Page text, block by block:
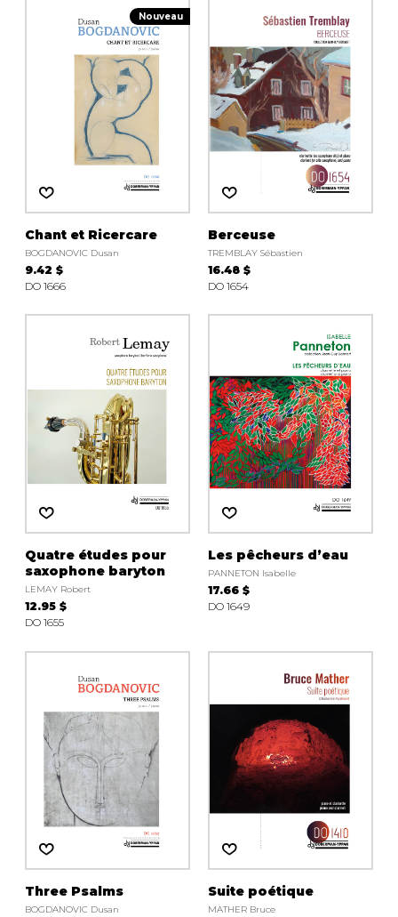
AUTRES PRODUITS
Nouveau
Chant et Ricercare
BOGDANOVIC Dusan
9.42 $
DO 1666
Berceuse
TREMBLAY Sébastien
16.48 $
DO 1654
Quatre études pour
saxophone baryton
LEMAY Robert
12.95 $
DO 1655
Les pêcheurs d’eau
PANNETON Isabelle
17.66 $
DO 1649
Three Psalms
BOGDANOVIC Dusan
Suite poétique
MATHER Bruce